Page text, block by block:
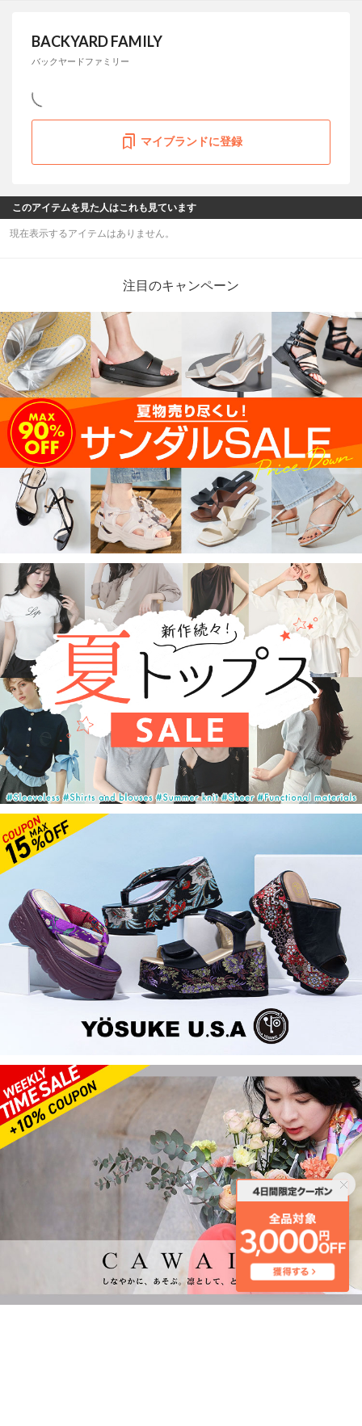
BACKYARD FAMILY
バックヤードファミリー
マイブランドに登録
このアイテムを見た人はこれも見ています
現在表示するアイテムはありません。
注目のキャンペーン